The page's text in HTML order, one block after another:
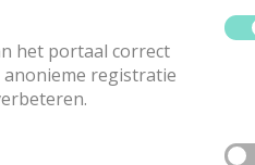
het portaal correct
registratie